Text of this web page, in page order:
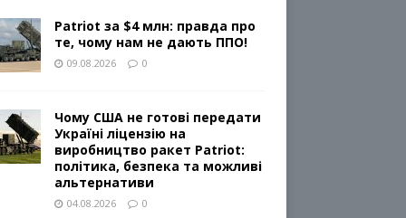
Patriot за $4 млн: правда про
те, чому нам не дають ППО!
09.08.2026 0
Чому США не готові передати
Україні ліцензію на
виробництво ракет Patriot:
політика, безпека та можливі
альтернативи
04.08.2026 0